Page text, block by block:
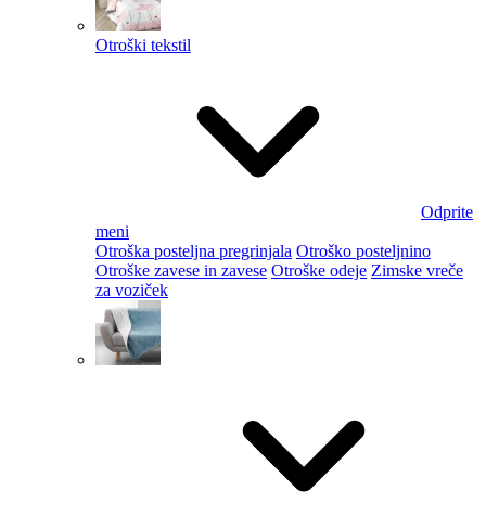
Otroški tekstil
Odprite
meni
Otroška posteljna pregrinjala Otroško posteljnino
Otroške zavese in zavese Otroške odeje Zimske vreče
za voziček